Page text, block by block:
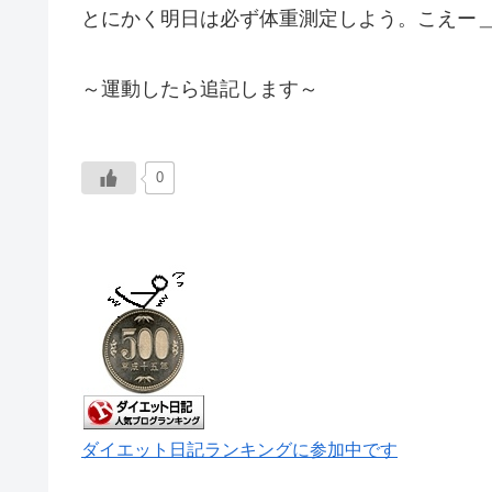
とにかく明日は必ず体重測定しよう。こえー
～運動したら追記します～
0
ダイエット日記ランキングに参加中です